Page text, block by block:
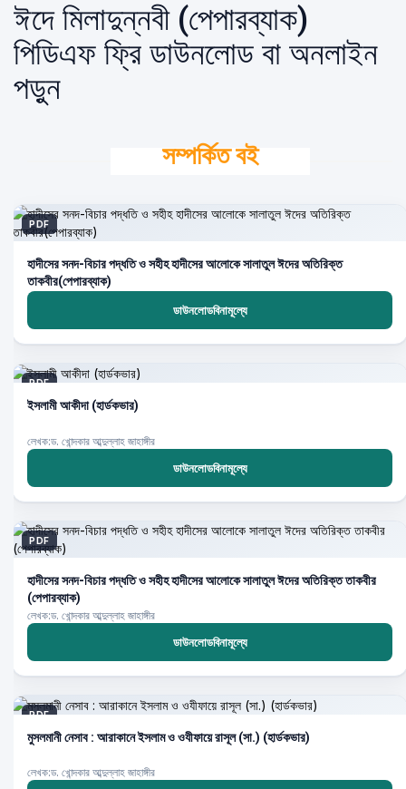
ঈদে মিলাদুন্নবী (পেপারব্যাক)
পিডিএফ ফ্রি ডাউনলোড বা অনলাইন
পড়ুন
সম্পর্কিত বই
PDF
হাদীসের সনদ-বিচার পদ্ধতি ও সহীহ হাদীসের আলোকে সালাতুল ঈদের অতিরিক্ত
তাকবীর(পেপারব্যাক)
ডাউনলোডবিনামূল্যে
PDF
ইসলামী আকীদা (হার্ডকভার)
লেখক:ড. খোন্দকার আব্দুল্লাহ জাহাঙ্গীর
ডাউনলোডবিনামূল্যে
PDF
হাদীসের সনদ-বিচার পদ্ধতি ও সহীহ হাদীসের আলোকে সালাতুল ঈদের অতিরিক্ত তাকবীর
(পেপারব্যাক)
লেখক:ড. খোন্দকার আব্দুল্লাহ জাহাঙ্গীর
ডাউনলোডবিনামূল্যে
PDF
মুসলমানী নেসাব : আরাকানে ইসলাম ও ওযীফায়ে রাসূল (সা.) (হার্ডকভার)
লেখক:ড. খোন্দকার আব্দুল্লাহ জাহাঙ্গীর